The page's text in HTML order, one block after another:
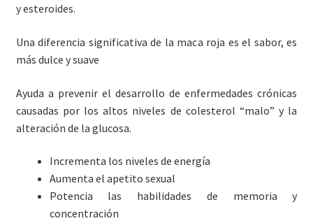
y esteroides.
Una diferencia significativa de la maca roja es el sabor, es
más dulce y suave
Ayuda a prevenir el desarrollo de enfermedades crónicas
causadas por los altos niveles de colesterol “malo” y la
alteración de la glucosa.
Incrementa los niveles de energía
Aumenta el apetito sexual
Potencia las habilidades de memoria y
concentración